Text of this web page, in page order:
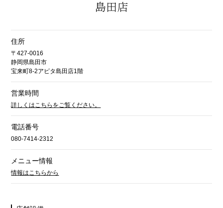
島田店
住所
〒427-0016
静岡県島田市
宝来町8-2アピタ島田店1階
営業時間
詳しくはこちらをご覧ください。
電話番号
080-7414-2312
メニュー情報
情報はこちらから